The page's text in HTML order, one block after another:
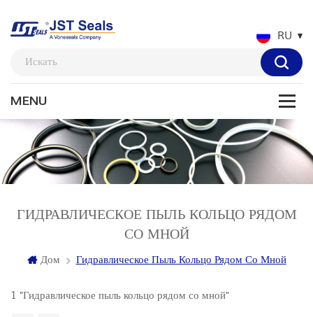
RU
ГИДРАВЛИЧЕСКОЕ ПЫЛЬ КОЛЬЦО РЯДОМ
СО МНОЙ
Дом Гидравлическое Пыль Кольцо Рядом Со Мной
1 "Гидравлическое пыль кольцо рядом со мной"